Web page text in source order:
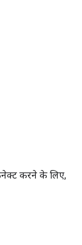
करने के लिए,